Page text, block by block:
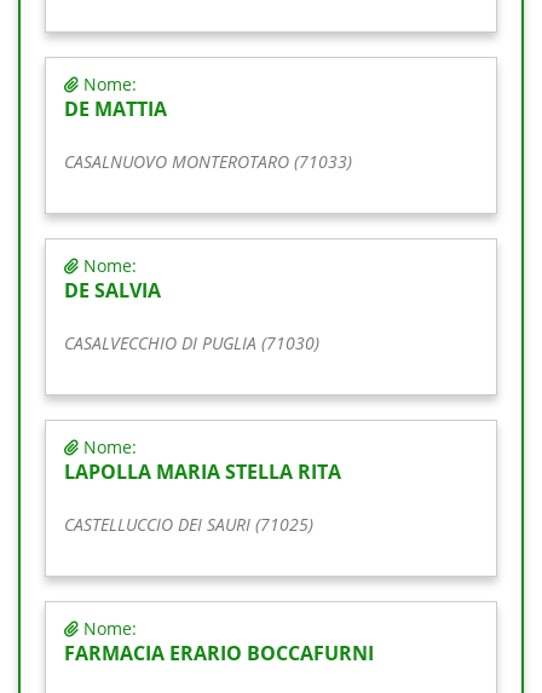
Nome:
DE MATTIA
CASALNUOVO MONTEROTARO (71033)
Nome:
DE SALVIA
CASALVECCHIO DI PUGLIA (71030)
Nome:
LAPOLLA MARIA STELLA RITA
CASTELLUCCIO DEI SAURI (71025)
Nome:
FARMACIA ERARIO BOCCAFURNI